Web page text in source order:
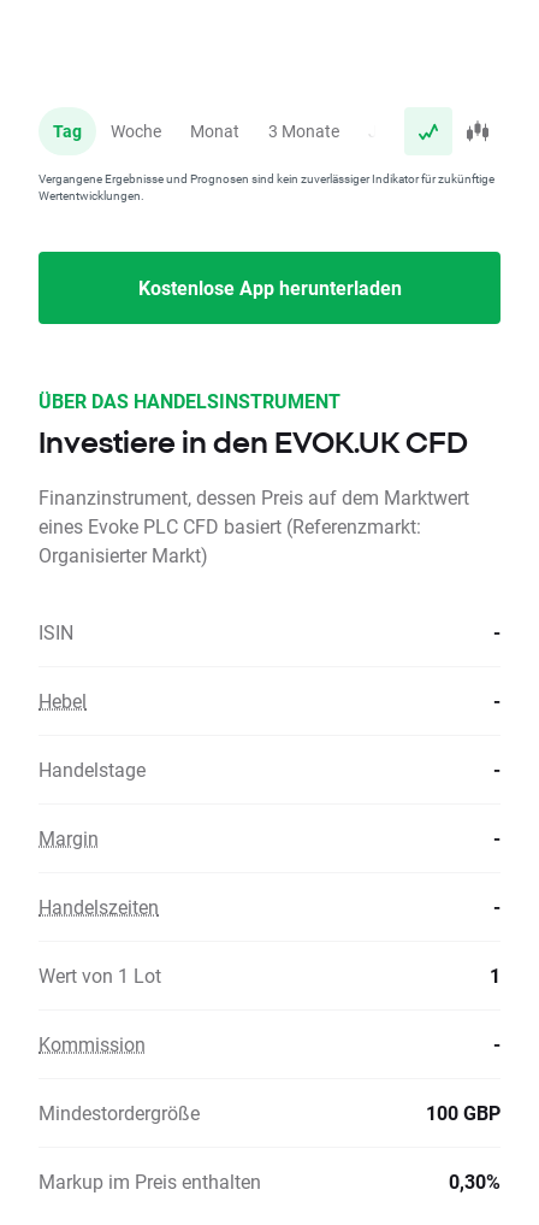
Tag Woche Monat 3 Monate Jahr
Vergangene Ergebnisse und Prognosen sind kein zuverlässiger Indikator für zukünftige
Wertentwicklungen.
Kostenlose App herunterladen
ÜBER DAS HANDELSINSTRUMENT
Investiere in den EVOK.UK CFD
Finanzinstrument, dessen Preis auf dem Marktwert
eines Evoke PLC CFD basiert (Referenzmarkt:
Organisierter Markt)
ISIN -
Hebel -
Handelstage -
Margin -
Handelszeiten -
Wert von 1 Lot 1
Kommission -
Mindestordergröße 100 GBP
Markup im Preis enthalten 0,30%